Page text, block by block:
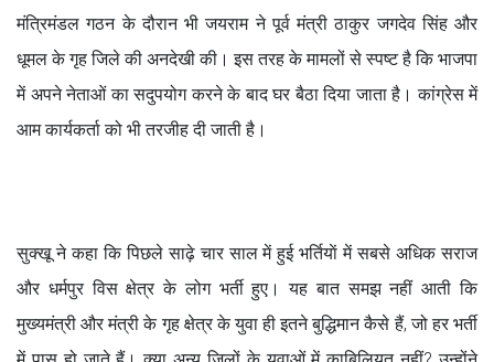
मंत्रिमंडल गठन के दौरान भी जयराम ने पूर्व मंत्री ठाकुर जगदेव सिंह और
धूमल के गृह जिले की अनदेखी की। इस तरह के मामलों से स्पष्ट है कि भाजपा
में अपने नेताओं का सदुपयोग करने के बाद घर बैठा दिया जाता है। कांग्रेस में
आम कार्यकर्ता को भी तरजीह दी जाती है।
सुक्खू ने कहा कि पिछले साढ़े चार साल में हुई भर्तियाें में सबसे अधिक सराज
और धर्मपुर विस क्षेत्र के लोग भर्ती हुए। यह बात समझ नहीं आती कि
मुख्यमंत्री और मंत्री के गृह क्षेत्र के युवा ही इतने बुद्धिमान कैसे हैं, जो हर भर्ती